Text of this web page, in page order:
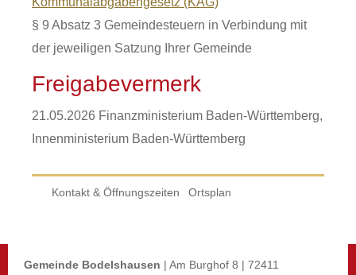
§ 9 Absatz 3 Gemeindesteuern in Verbindung mit
der jeweiligen Satzung Ihrer Gemeinde
Freigabevermerk
21.05.2026 Finanzministerium Baden-Württemberg,
Innenministerium Baden-Württemberg
Kontakt & Öffnungszeiten Ortsplan
Gemeinde Bodelshausen | Am Burghof 8 | 72411